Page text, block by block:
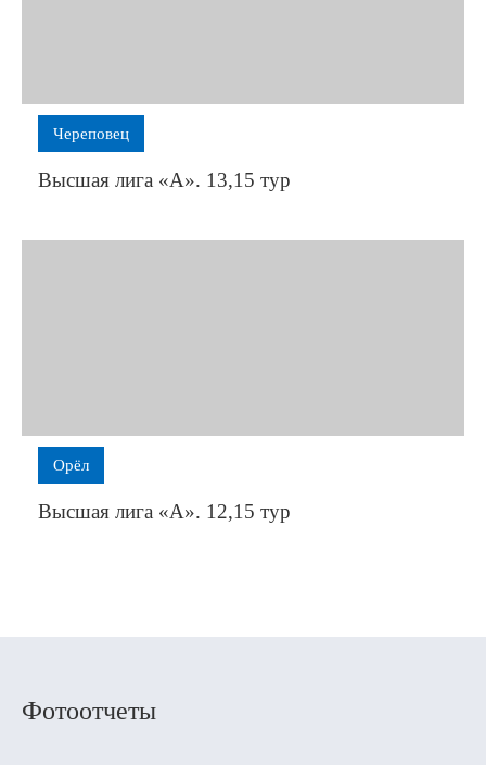
Череповец
Высшая лига «А». 13,15 тур
Орёл
Высшая лига «А». 12,15 тур
Фотоотчеты